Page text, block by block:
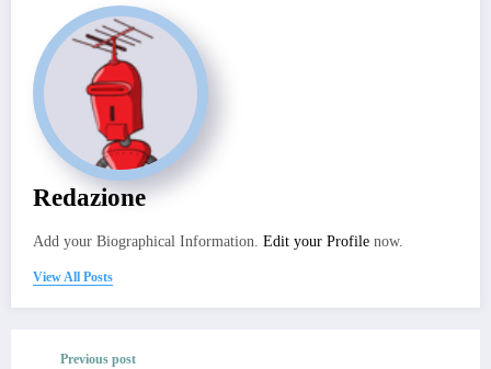
Redazione
Add your Biographical Information. Edit your Profile now.
View All Posts
Previous post